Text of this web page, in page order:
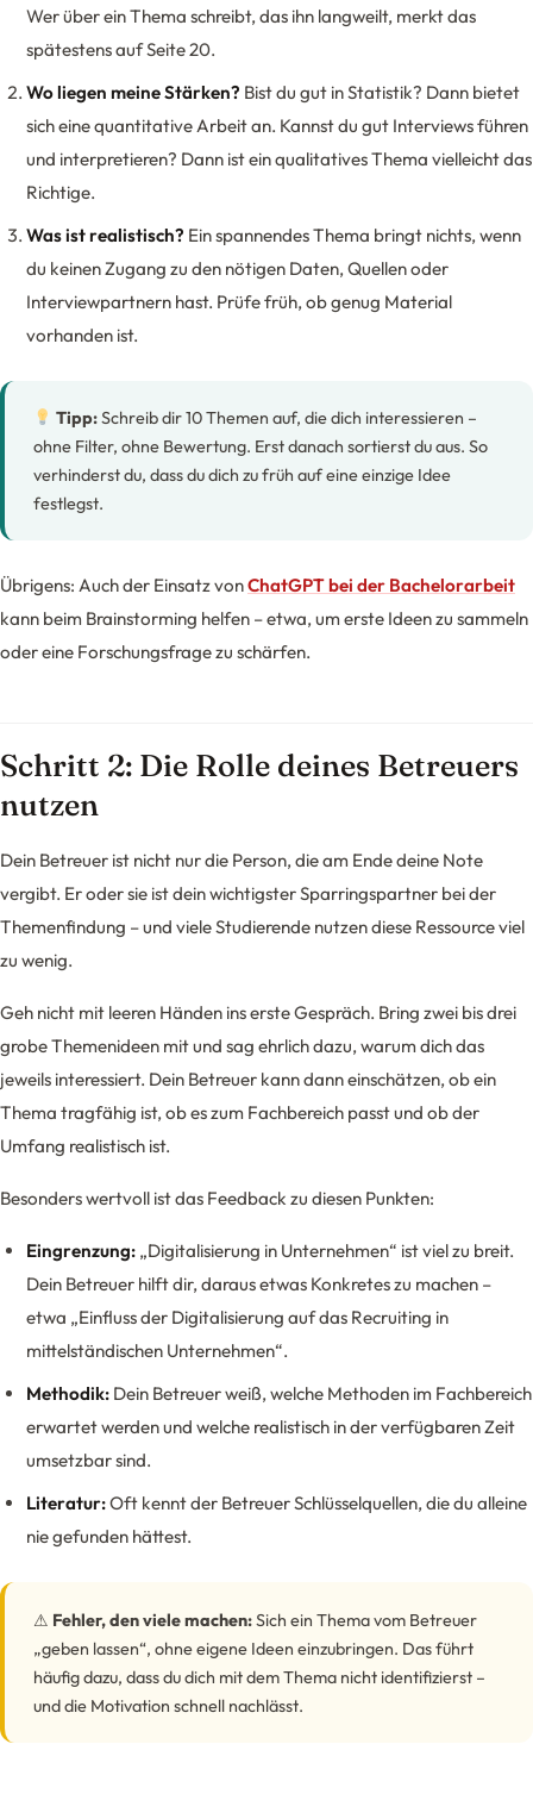
Wer über ein Thema schreibt, das ihn langweilt, merkt das
spätestens auf Seite 20.
Wo liegen meine Stärken? Bist du gut in Statistik? Dann bietet
sich eine quantitative Arbeit an. Kannst du gut Interviews führen
und interpretieren? Dann ist ein qualitatives Thema vielleicht das
Richtige.
Was ist realistisch? Ein spannendes Thema bringt nichts, wenn
du keinen Zugang zu den nötigen Daten, Quellen oder
Interviewpartnern hast. Prüfe früh, ob genug Material
vorhanden ist.
Tipp:Schreib dir 10 Themen auf, die dich interessieren –
ohne Filter, ohne Bewertung. Erst danach sortierst du aus. So
verhinderst du, dass du dich zu früh auf eine einzige Idee
festlegst.
Übrigens: Auch der Einsatz vonChatGPT bei der Bachelorarbeit
kann beim Brainstorming helfen – etwa, um erste Ideen zu sammeln
oder eine Forschungsfrage zu schärfen.
Schritt 2: Die Rolle deines Betreuers
nutzen
Dein Betreuer ist nicht nur die Person, die am Ende deine Note
vergibt. Er oder sie ist dein wichtigster Sparringspartner bei der
Themenfindung – und viele Studierende nutzen diese Ressource viel
zu wenig.
Geh nicht mit leeren Händen ins erste Gespräch. Bring zwei bis drei
grobe Themenideen mit und sag ehrlich dazu, warum dich das
jeweils interessiert. Dein Betreuer kann dann einschätzen, ob ein
Thema tragfähig ist, ob es zum Fachbereich passt und ob der
Umfang realistisch ist.
Besonders wertvoll ist das Feedback zu diesen Punkten:
Eingrenzung: „Digitalisierung in Unternehmen“ ist viel zu breit.
Dein Betreuer hilft dir, daraus etwas Konkretes zu machen –
etwa „Einfluss der Digitalisierung auf das Recruiting in
mittelständischen Unternehmen“.
Methodik: Dein Betreuer weiß, welche Methoden im Fachbereich
erwartet werden und welche realistisch in der verfügbaren Zeit
umsetzbar sind.
Literatur:Oft kennt der Betreuer Schlüsselquellen, die du alleine
nie gefunden hättest.
⚠ Fehler, den viele machen:Sich ein Thema vom Betreuer
„geben lassen“, ohne eigene Ideen einzubringen. Das führt
häufig dazu, dass du dich mit dem Thema nicht identifizierst –
und die Motivation schnell nachlässt.